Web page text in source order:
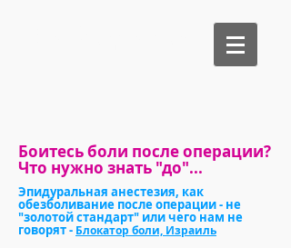
Боитесь боли после операции?
Что нужно знать "до"...
Эпидуральная анестезия, как
обезболивание после операции - не
"золотой стандарт" или чего нам не
говорят - Блокатор боли, Израиль